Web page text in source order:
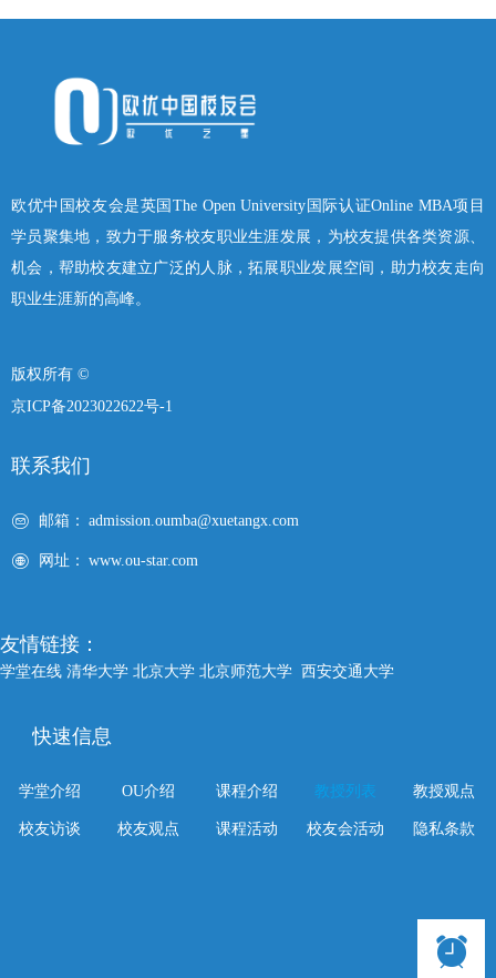
快速信息
学堂介绍 OU介绍 课程介绍 教授列表 教授观点
友情链接：
学堂在线 清华大学 北京大学 北京师范大学 西安交通大学
联系我们
邮箱： admission.oumba@xuetangx.com
网址： www.ou-star.com
欧优中国校友会是英国The Open University国际认证Online MBA项目
学员聚集地，致力于服务校友职业生涯发展，为校友提供各类资源、
机会，帮助校友建立广泛的人脉，拓展职业发展空间，助力校友走向
职业生涯新的高峰。
版权所有 ©
京ICP备2023022622号-1
校友访谈 校友观点 课程活动 校友会活动 隐私条款
뀥